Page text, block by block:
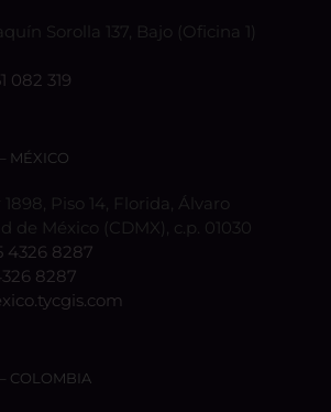
Sorolla 137, Bajo (Oficina 1)
082 319
MÉXICO
Piso 14, Florida, Álvaro
de México (CDMX), c.p. 01030
4326 8287
8287
COLOMBIA